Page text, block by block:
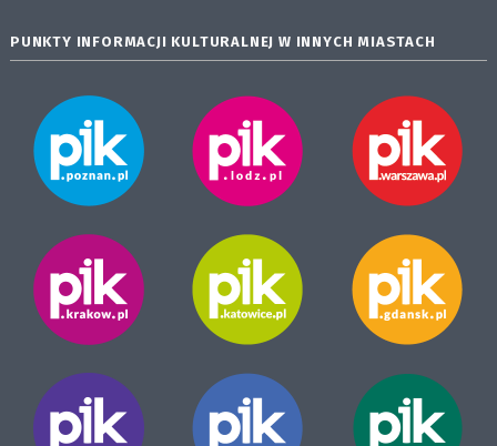
PUNKTY INFORMACJI KULTURALNEJ W INNYCH MIASTACH